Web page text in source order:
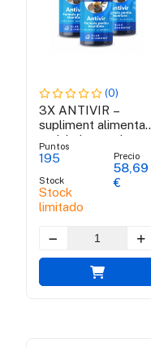
(0)
3X ANTIVIR –
supliment alimentar
antiviral cu actiune
rapida
Puntos
195
Stock
Stock
limitado
Precio
58,69
€